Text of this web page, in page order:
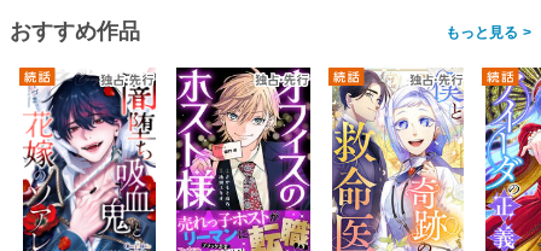
おすすめ作品 >